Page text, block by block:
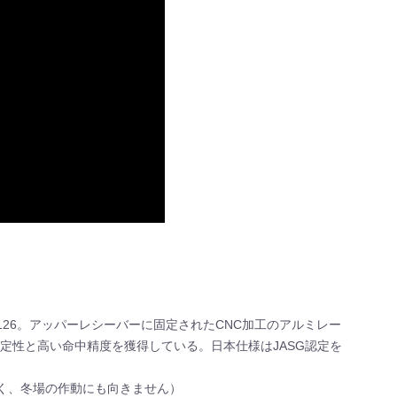
。アッパーレシーバーに固定されたCNC加工のアルミレー
性と高い命中精度を獲得している。日本仕様はJASG認定を
冬場の作動にも向きません）